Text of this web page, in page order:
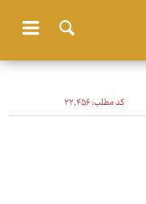
کد مطلب:۲۲٬۴۵۶